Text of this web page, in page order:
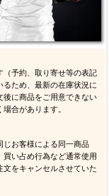
（予約、取り寄せ等の表記
ため、最新の在庫状況に
後に商品をご用意できない
合があります。
じお客様による同一商品
買い占め行為など通常使用
文をキャンセルさせていた